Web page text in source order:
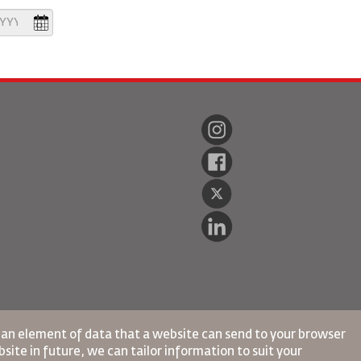
Daten Datenschutzrichtlinie Rückerstattungspolitik
element of data that a website can send to your browser
in future, we can tailor information to suit your